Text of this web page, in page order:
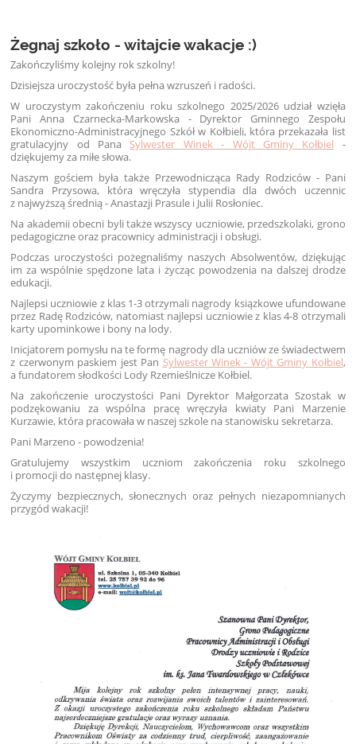
Żegnaj szkoło - witajcie wakacje :)
Zakończyliśmy kolejny rok szkolny!
Dzisiejsza uroczystość była pełna wzruszeń i radości.
W uroczystym zakończeniu roku szkolnego 2025/2026 udział wzięła
Pani Anna Czarnecka-Markowska - Dyrektor Gminnego Zespołu
Ekonomiczno-Administracyjnego Szkół w Kołbieli, która przekazała list
gratulacyjny od Pana Sylwester Winek - Wójt Gminy Kołbiel -
dziękujemy za miłe słowa.
Naszym gościem była także Przewodnicząca Rady Rodziców - Pani
Sandra Przysowa, która wręczyła stypendia dla dwóch uczennic
z najwyższą średnią - Anastazji Prasule i Julii Rosłoniec.
Na akademii obecni byli także wszyscy uczniowie, przedszkolaki, grono
pedagogiczne oraz pracownicy administracji i obsługi.
Podczas uroczystości pożegnaliśmy naszych Absolwentów, dziękując
im za wspólnie spędzone lata i życząc powodzenia na dalszej drodze
edukacji.
Najlepsi uczniowie z klas 1-3 otrzymali nagrody ksiązkowe ufundowane
przez Radę Rodziców, natomiast najlepsi uczniowie z klas 4-8 otrzymali
karty upominkowe i bony na lody.
Inicjatorem pomysłu na te formę nagrody dla uczniów ze świadectwem
z czerwonym paskiem jest Pan Sylwester Winek - Wójt Gminy Kołbiel,
a fundatorem słodkości Lody Rzemieślnicze Kołbiel.
Na zakończenie uroczystości Pani Dyrektor Małgorzata Szostak w
podzękowaniu za wspólna pracę wręczyła kwiaty Pani Marzenie
Kurzawie, która pracowała w naszej szkole na stanowisku sekretarza.
Pani Marzeno - powodzenia!
Gratulujemy wszystkim uczniom zakończenia roku szkolnego
i promocji do następnej klasy.
Życzymy bezpiecznych, słonecznych oraz pełnych niezapomnianych
przygód wakacji!